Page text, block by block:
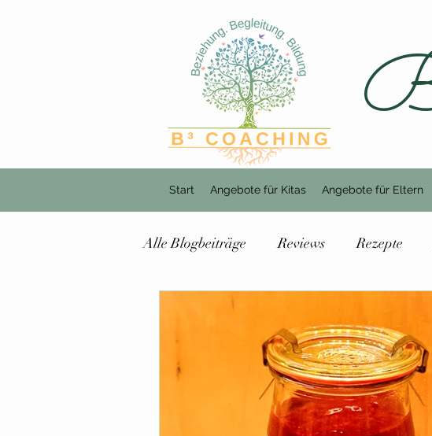
Start Angebote für Kitas Angebote für Eltern
Alle Blogbeiträge Reviews Rezepte